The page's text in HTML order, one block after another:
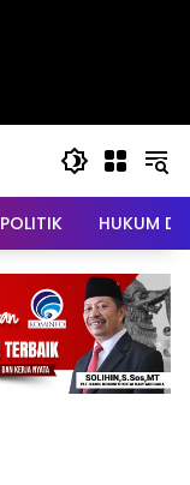
POLITIK HUKUM